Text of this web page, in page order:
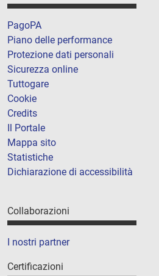
PagoPA
Piano delle performance
Protezione dati personali
Sicurezza online
Tuttogare
Cookie
Credits
Il Portale
Mappa sito
Statistiche
Dichiarazione di accessibilità
Collaborazioni
I nostri partner
Certificazioni